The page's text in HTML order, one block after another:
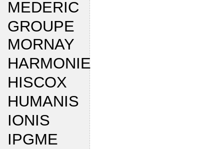
MEDERIC
GROUPE
MORNAY
HARMONIE
HISCOX
HUMANIS
IONIS
IPGME